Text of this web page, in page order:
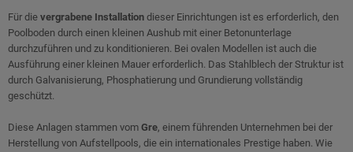
Für die vergrabene Installation dieser Einrichtungen ist es erforderlich, den
Poolboden durch einen kleinen Aushub mit einer Betonunterlage
durchzuführen und zu konditionieren. Bei ovalen Modellen ist auch die
Ausführung einer kleinen Mauer erforderlich. Das Stahlblech der Struktur ist
durch Galvanisierung, Phosphatierung und Grundierung vollständig
geschützt.
Diese Anlagen stammen vom Gre, einem führenden Unternehmen bei der
Herstellung von Aufstellpools, die ein internationales Prestige haben. Wie